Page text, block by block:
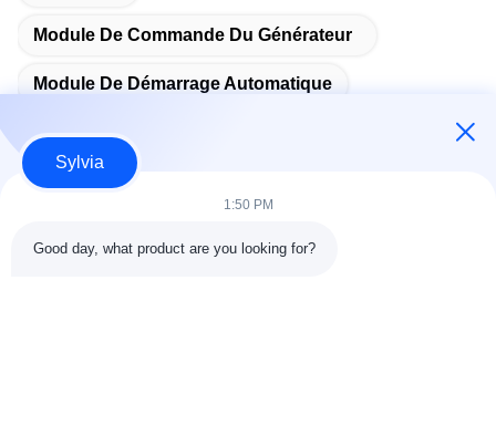
Module De Commande Du Générateur
Module De Démarrage Automatique
Sylvia
1:50 PM
Good day, what product are you looking for?